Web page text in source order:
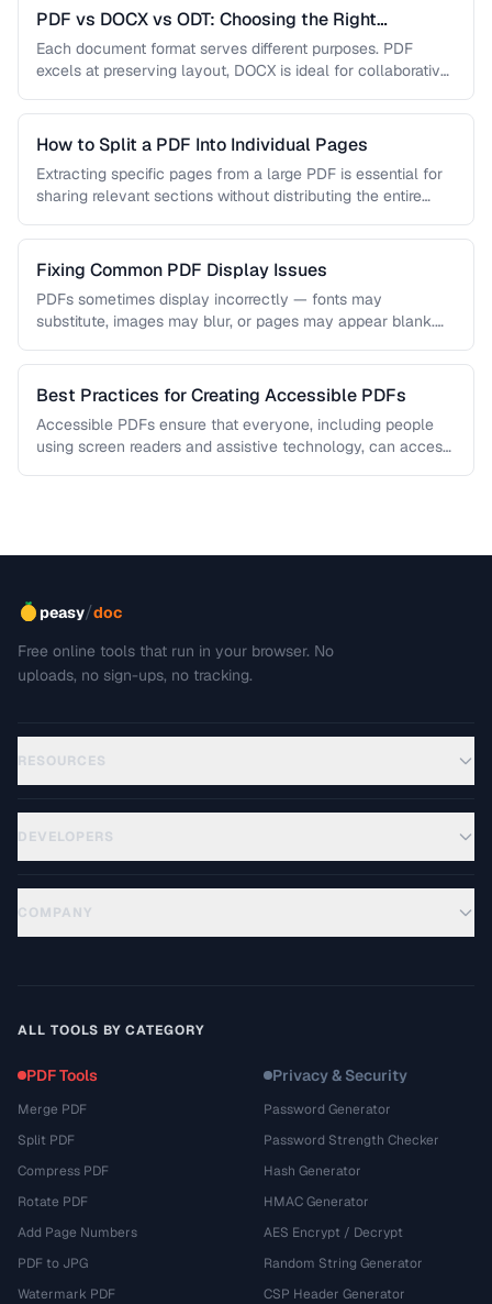
PDF vs DOCX vs ODT: Choosing the Right
Document Format
Each document format serves different purposes. PDF
excels at preserving layout, DOCX is ideal for collaborative
How to Split a PDF Into Individual Pages
Extracting specific pages from a large PDF is essential for
sharing relevant sections without distributing the entire
Fixing Common PDF Display Issues
PDFs sometimes display incorrectly — fonts may
substitute, images may blur, or pages may appear blank.
Best Practices for Creating Accessible PDFs
Accessible PDFs ensure that everyone, including people
using screen readers and assistive technology, can access
peasy/doc
Free online tools that run in your browser. No
uploads, no sign-ups, no tracking.
RESOURCES
DEVELOPERS
COMPANY
ALL TOOLS BY CATEGORY
PDF Tools
Merge PDF
Split PDF
Compress PDF
Rotate PDF
Add Page Numbers
PDF to JPG
Watermark PDF
Privacy & Security
Password Generator
Password Strength Checker
Hash Generator
HMAC Generator
AES Encrypt / Decrypt
Random String Generator
CSP Header Generator